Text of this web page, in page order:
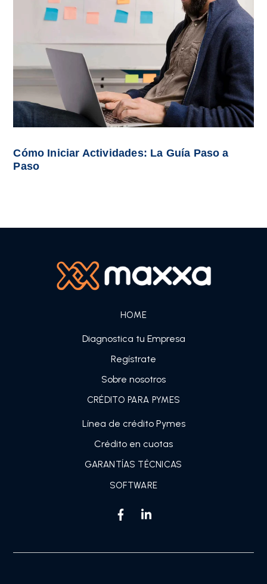
Cómo Iniciar Actividades: La Guía Paso a
Paso
HOME
Diagnostica tu Empresa
Regístrate
Sobre nosotros
CRÉDITO PARA PYMES
Línea de crédito Pymes
Crédito en cuotas
GARANTÍAS TÉCNICAS
SOFTWARE